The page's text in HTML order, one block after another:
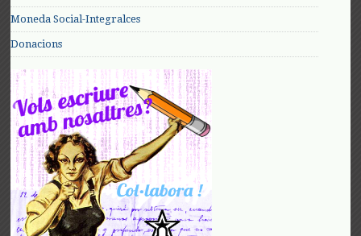
Moneda Social-Integralces
Donacions